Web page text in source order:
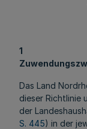
1
Das Land
dieser Richtlinie
der
S. 445) in der